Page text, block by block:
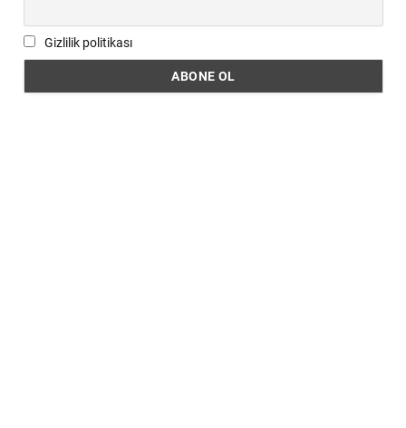
Gizlilik politikası